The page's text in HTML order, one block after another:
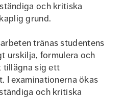
och kritiska
grund.
tränas studentens
urskilja, formulera och
tillägna sig ett
I examinationerna ökas
och kritiska